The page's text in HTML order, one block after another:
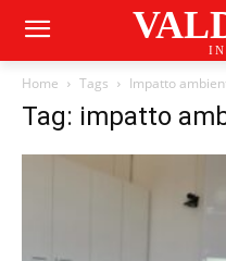
Home Tags Impatto
Tag: impatto